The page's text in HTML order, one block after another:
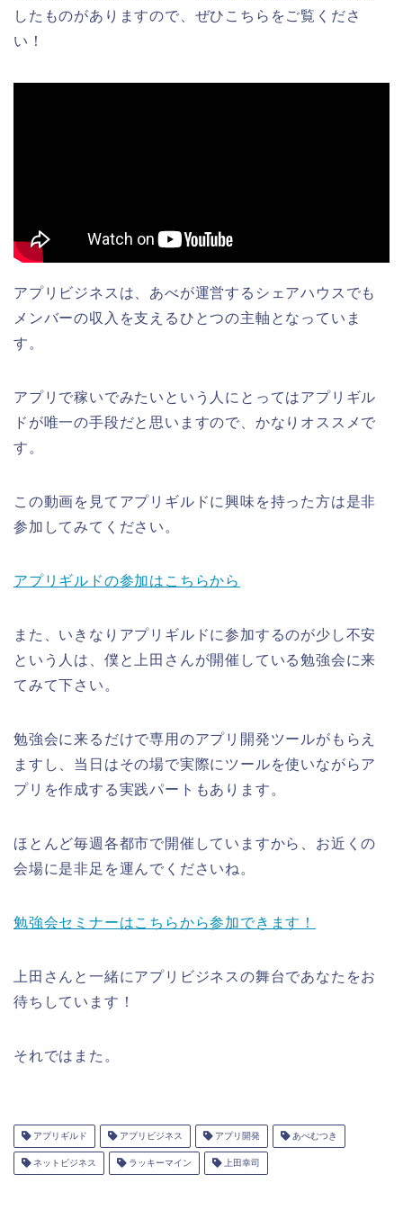
したものがありますので、ぜひこちらをご覧くださ
い！
アプリビジネスは、あべが運営するシェアハウスでも
メンバーの収入を支えるひとつの主軸となっていま
す。
アプリで稼いでみたいという人にとってはアプリギル
ドが唯一の手段だと思いますので、かなりオススメで
す。
この動画を見てアプリギルドに興味を持った方は是非
参加してみてください。
アプリギルドの参加はこちらから
また、いきなりアプリギルドに参加するのが少し不安
という人は、僕と上田さんが開催している勉強会に来
てみて下さい。
勉強会に来るだけで専用のアプリ開発ツールがもらえ
ますし、当日はその場で実際にツールを使いながらア
プリを作成する実践パートもあります。
ほとんど毎週各都市で開催していますから、お近くの
会場に是非足を運んでくださいね。
勉強会セミナーはこちらから参加できます！
上田さんと一緒にアプリビジネスの舞台であなたをお
待ちしています！
それではまた。
アプリギルド アプリビジネス アプリ開発 あべむつき
ネットビジネス ラッキーマイン 上田幸司